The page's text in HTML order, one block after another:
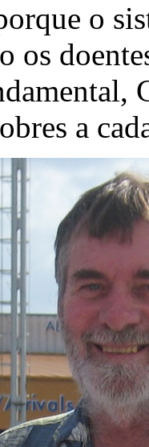
o
os
a